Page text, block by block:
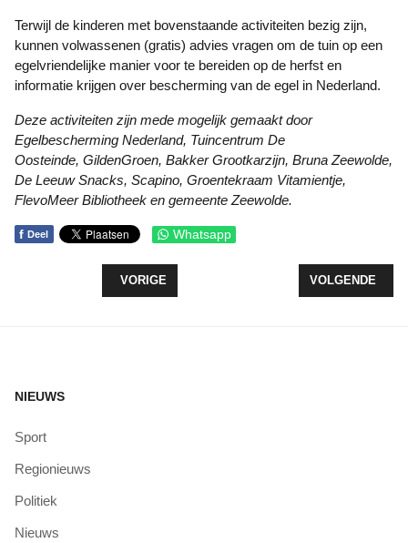
Terwijl de kinderen met bovenstaande activiteiten bezig zijn,
kunnen volwassenen (gratis) advies vragen om de tuin op een
egelvriendelijke manier voor te bereiden op de herfst en
informatie krijgen over bescherming van de egel in Nederland.
Deze activiteiten zijn mede mogelijk gemaakt door
Egelbescherming Nederland, Tuincentrum De
Oosteinde, GildenGroen, Bakker Grootkarzijn, Bruna Zeewolde,
De Leeuw Snacks, Scapino, Groentekraam Vitamientje,
FlevoMeer Bibliotheek en gemeente Zeewolde.
f Deel Whatsapp
VORIG ARTIKEL: KINDERSLEUTELS VOOR BUURT
VORIGE VOLGENDE
VOLGENDE
NIEUWS
Sport
Regionieuws
Politiek
Nieuws